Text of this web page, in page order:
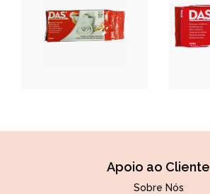
Apoio ao Cliente
Sobre Nós